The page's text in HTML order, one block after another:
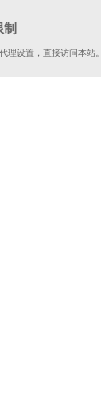
理设置，直接访问本站。